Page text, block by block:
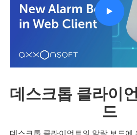
데스크톱 클라이
드
데스크톱 클라이언트의 알람 보드에